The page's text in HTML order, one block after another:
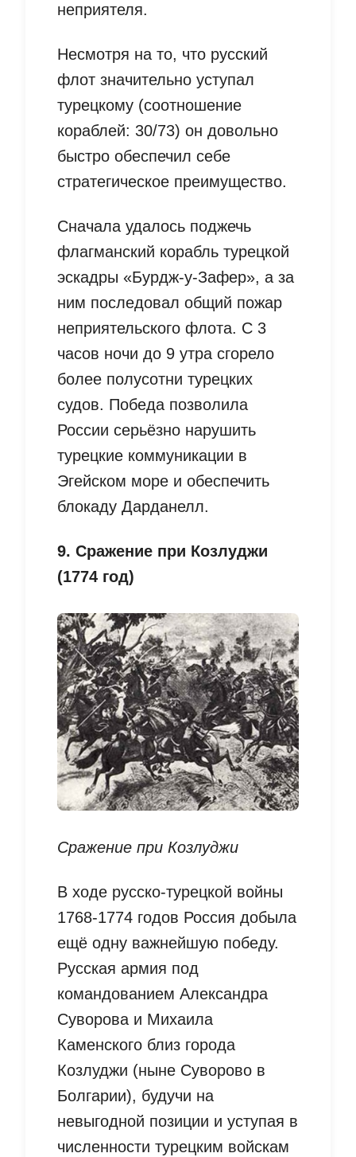
неприятеля.
Несмотря на то, что русский
флот значительно уступал
турецкому (соотношение
кораблей: 30/73) он довольно
быстро обеспечил себе
стратегическое преимущество.
Сначала удалось поджечь
флагманский корабль турецкой
эскадры «Бурдж-у-Зафер», а за
ним последовал общий пожар
неприятельского флота. С 3
часов ночи до 9 утра сгорело
более полусотни турецких
судов. Победа позволила
России серьёзно нарушить
турецкие коммуникации в
Эгейском море и обеспечить
блокаду Дарданелл.
9. Сражение при Козлуджи
(1774 год)
Сражение при Козлуджи
В ходе русско-турецкой войны
1768-1774 годов Россия добыла
ещё одну важнейшую победу.
Русская армия под
командованием Александра
Суворова и Михаила
Каменского близ города
Козлуджи (ныне Суворово в
Болгарии), будучи на
невыгодной позиции и уступая в
численности турецким войскам